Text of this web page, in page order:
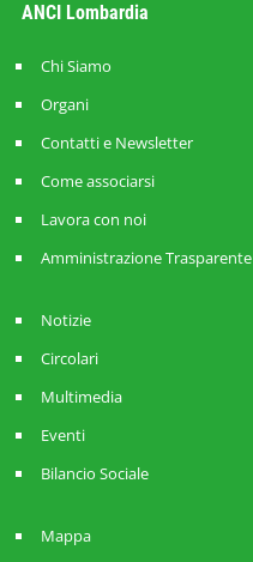
ANCI Lombardia
Chi Siamo
Organi
Contatti e Newsletter
Come associarsi
Lavora con noi
Amministrazione Trasparente
Notizie
Circolari
Multimedia
Eventi
Bilancio Sociale
Mappa